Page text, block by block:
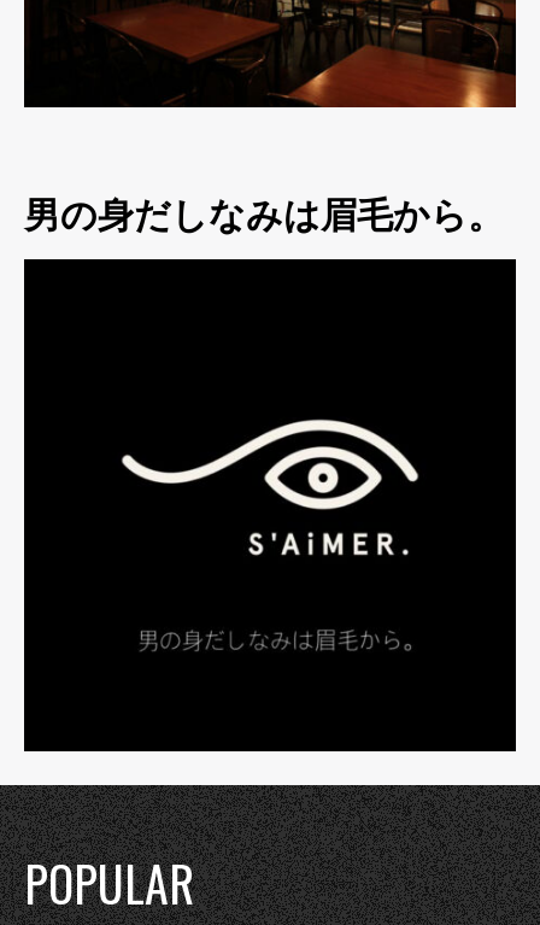
男の身だしなみは眉毛から。
POPULAR